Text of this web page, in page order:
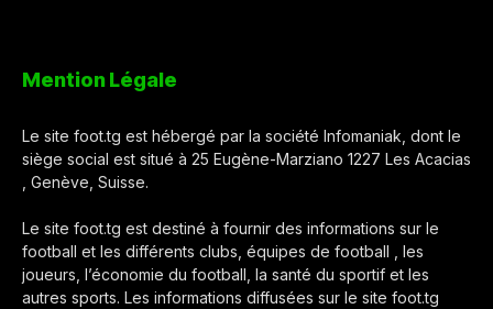
Mention Légale
Le site foot.tg est hébergé par la société Infomaniak, dont le
siège social est situé à 25 Eugène-Marziano 1227 Les Acacias
, Genève, Suisse.
Le site foot.tg est destiné à fournir des informations sur le
football et les différents clubs, équipes de football , les
joueurs, l’économie du football, la santé du sportif et les
autres sports. Les informations diffusées sur le site foot.tg